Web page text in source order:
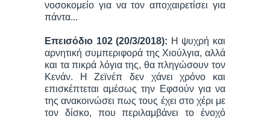
νοσοκομείο για να τον αποχαιρετίσει για
πάντα...
Επεισόδιο 102 (20/3/2018): Η ψυχρή και
αρνητική συμπεριφορά της Χιούλγια, αλλά
και τα πικρά λόγια της, θα πληγώσουν τον
Κενάν. Η Ζεϊνέπ δεν χάνει χρόνο και
επισκέπτεται αμέσως την Εφσούν για να
της ανακοινώσει πως τους έχει στο χέρι με
τον δίσκο, που περιλαμβάνει το ένοχό